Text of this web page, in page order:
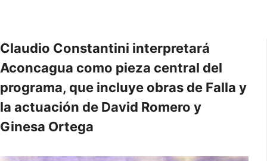
Claudio Constantini interpretará
Aconcagua como pieza central del
programa, que incluye obras de Falla y
la actuación de David Romero y
Ginesa Ortega